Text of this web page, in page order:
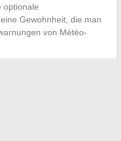
optionale
Gewohnheit, die man
von Météo-